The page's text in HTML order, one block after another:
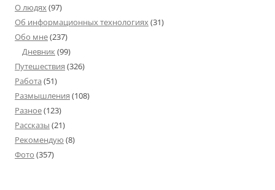
О людях(97)
Об информационных технологиях(31)
Обо мне(237)
Дневник(99)
Путешествия (326)
Работа (51)
Размышления (108)
Разное(123)
Рассказы (21)
Рекомендую (8)
Фото (357)